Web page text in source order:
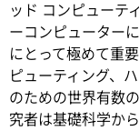
ッド コンピューテ
ーコンピューター
にとって極めて重
ピューティング、
のための世界有数
究者は基礎科学か